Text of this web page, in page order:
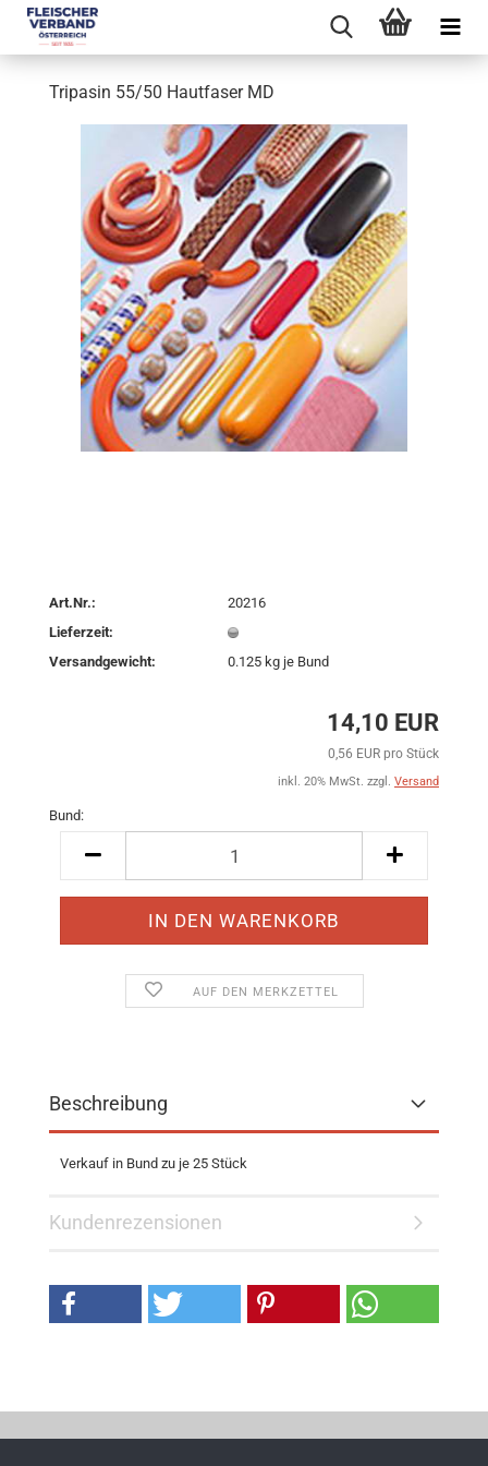
Tripasin 55/50 Hautfaser MD
Art.Nr.:
20216
Lieferzeit:
Versandgewicht:
0.125 kg je Bund
14,10 EUR
0,56 EUR pro Stück
inkl. 20% MwSt. zzgl. Versand
Bund:
AUF DEN MERKZETTEL
Beschreibung
Verkauf in Bund zu je 25 Stück
Kundenrezensionen